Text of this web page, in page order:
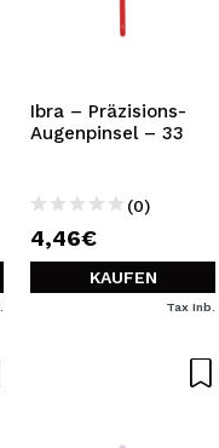
Ibra – Präzisions-
Augenpinsel – 33
(0)
4,46€
KAUFEN
Tax Inb.